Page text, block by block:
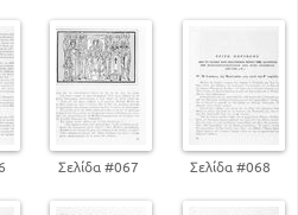
Σελίδα #067 Σελίδα #068